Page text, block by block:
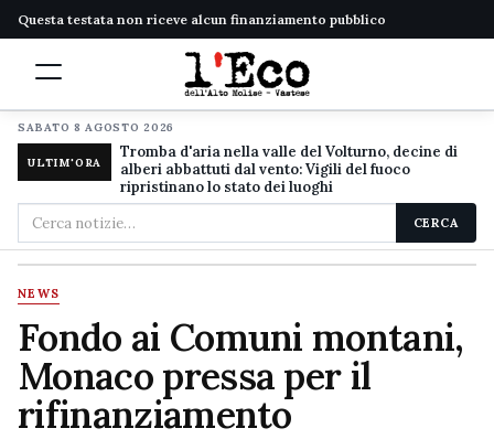
Questa testata non riceve alcun finanziamento pubblico
SABATO 8 AGOSTO 2026
ULTIM'ORA
Tromba d'aria nella valle del Volturno, decine di
alberi abbattuti dal vento: Vigili del fuoco
ripristinano lo stato dei luoghi
Cerca
nel
sito
CERCA
NEWS
Fondo ai Comuni montani,
Monaco pressa per il
rifinanziamento